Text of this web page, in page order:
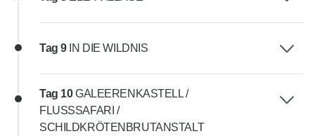
Tag 9 IN DIE WILDNIS
Tag 10GALEERENKASTELL /
FLUSSSAFARI /
SCHILDKRÖTENBRUTANSTALT